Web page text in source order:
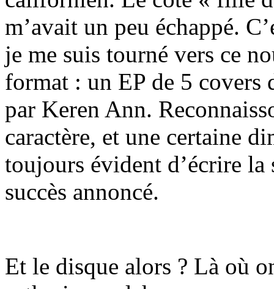
m’avait un peu échappé.
je me suis tourné vers ce
format : un EP de 5 covers
par Keren Ann.
caractère, et une certaine
toujours évident d’écrire la
succès annoncé.
Et le disque alors ? Là où